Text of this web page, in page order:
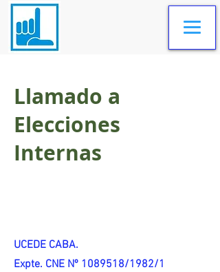
Llamado a
Elecciones
Internas
UCEDE CABA.
Expte. CNE Nº 1089518/1982/1